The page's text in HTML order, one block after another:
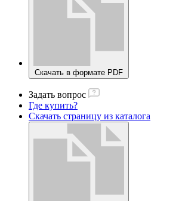
Скачать в формате PDF
Задать вопрос
Где купить?
Скачать страницу из каталога